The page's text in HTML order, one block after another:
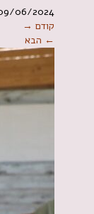
06/2024
קודם →
← הבא